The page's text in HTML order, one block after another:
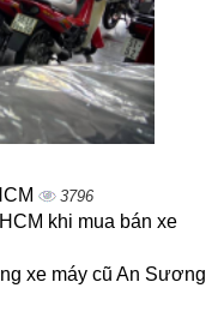
3796
khi mua bán xe
xe máy cũ An Sương